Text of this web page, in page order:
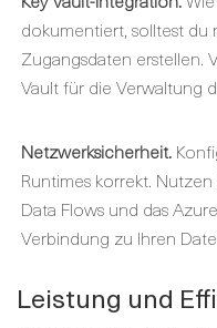
dokumentiert, solltest du
Zugangsdaten erstellen.
Vault für die Verwaltung
Netzwerksicherheit.
Runtimes korrekt.
Data Flows und das
Verbindung zu Ihren
Leistung und